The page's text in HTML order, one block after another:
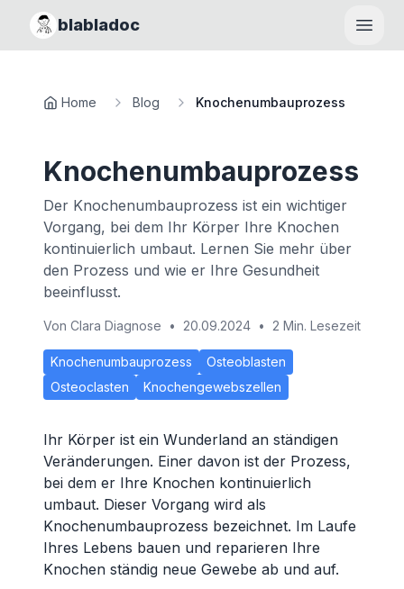
blabladoc
Home Blog Knochenumbauprozess
Knochenumbauprozess
Der Knochenumbauprozess ist ein wichtiger
Vorgang, bei dem Ihr Körper Ihre Knochen
kontinuierlich umbaut. Lernen Sie mehr über
den Prozess und wie er Ihre Gesundheit
beeinflusst.
Von Clara Diagnose • 20.09.2024 • 2 Min. Lesezeit
Knochenumbauprozess
Osteoblasten
Osteoclasten
Knochengewebszellen
Ihr Körper ist ein Wunderland an ständigen
Veränderungen. Einer davon ist der Prozess,
bei dem er Ihre Knochen kontinuierlich
umbaut. Dieser Vorgang wird als
Knochenumbauprozess bezeichnet. Im Laufe
Ihres Lebens bauen und reparieren Ihre
Knochen ständig neue Gewebe ab und auf.